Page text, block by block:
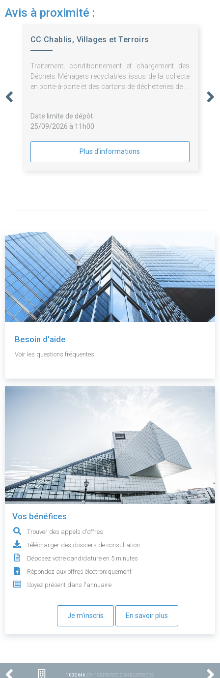
Avis à proximité :
CC Chablis, Villages et Terroirs
Traitement, conditionnement et chargement des
Déchets Ménagers recyclables issus de la collecte
en porte-à-porte et des cartons de déchetteries de la
Date limite de dépôt :
25/09/2026 à 11h00
Plus d'informations
Besoin d'aide
Voir les questions fréquentes.
Vos bénéfices
Trouver des appels d'offres
Télécharger des dossiers de consultation
Déposez votre candidature en 5 minutes
Répondez aux offres électroniquement
Soyez présent dans l'annuaire
Je m'inscris En savoir plus
1 002 646 ENTREPRISES ENREGISTRÉES